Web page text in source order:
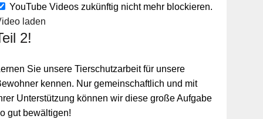
YouTube Videos zukünftig nicht mehr blockieren.
laden
2!
Sie unsere Tierschutzarbeit für unsere
kennen. Nur gemeinschaftlich und mit
Unterstützung können wir diese große Aufgabe
gut bewältigen!